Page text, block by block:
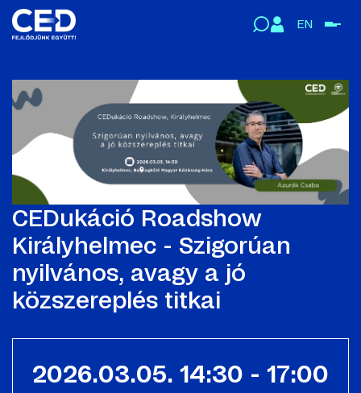
EN
CEDukáció Roadshow
Királyhelmec - Szigorúan
nyilvános, avagy a jó
közszereplés titkai
2026.03.05. 14:30 - 17:00